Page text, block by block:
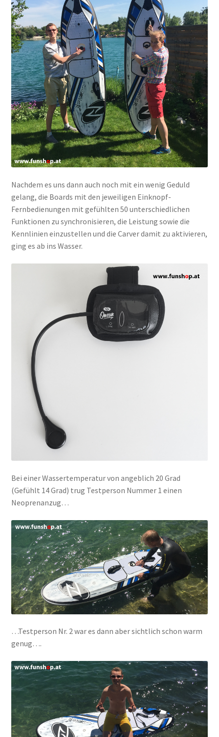
Nachdem es uns dann auch noch mit ein wenig Geduld
gelang, die Boards mit den jeweiligen Einknopf-
Fernbedienungen mit gefühlten 50 unterschiedlichen
Funktionen zu synchronisieren, die Leistung sowie die
Kennlinien einzustellen und die Carver damit zu aktivieren,
ging es ab ins Wasser.
Bei einer Wassertemperatur von angeblich 20 Grad
(Gefühlt 14 Grad) trug Testperson Nummer 1 einen
Neoprenanzug…
…Testperson Nr. 2 war es dann aber sichtlich schon warm
genug….